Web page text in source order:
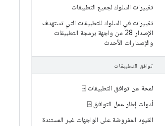
تغييرات السلوك لجميع التطبيقات
تغييرات في السلوك للتطبيقات التي تستهدف
الإصدار 28 من واجهة برمجة التطبيقات
والإصدارات الأحدث
توافق التطبيقات
لمحة عن توافق التطبيقات ⍈
أدوات إطار عمل التوافق ⍈
القيود المفروضة على الواجهات غير المستندة